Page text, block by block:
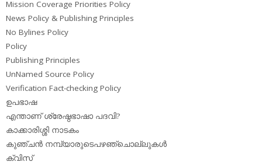
Mission Coverage Priorities Policy
News Policy & Publishing Principles
No Bylines Policy
Policy
Publishing Principles
UnNamed Source Policy
Verification Fact-checking Policy
ഉപഭാഷ
എന്താണ് ശ്രേഷ്ഠഭാഷാ പദവി?
കാക്കാരിശ്ശി നാടകം
കുഞ്ചന്‍ നമ്പ്യാരുടെപഴഞ്ചൊല്ലുകള്‍
ക്വിസ്